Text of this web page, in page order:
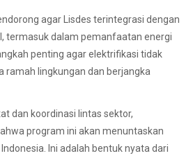
agar Lisdes terintegrasi dengan
termasuk dalam pemanfaatan energi
penting agar elektrifikasi tidak
ramah lingkungan dan berjangka
dan koordinasi lintas sektor,
program ini akan menuntaskan
Ini adalah bentuk nyata dari